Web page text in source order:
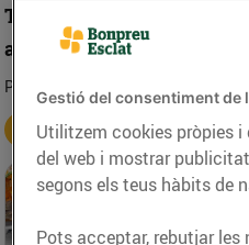
Tàrtar de gambes amb
alvocat, poma i iogurt
Per a 4 persones
+
Gestió del consentiment de
Utilitzem cookies pròpies i
del web i mostrar
segons els teus hàbits de
Pots acceptar, rebutjar